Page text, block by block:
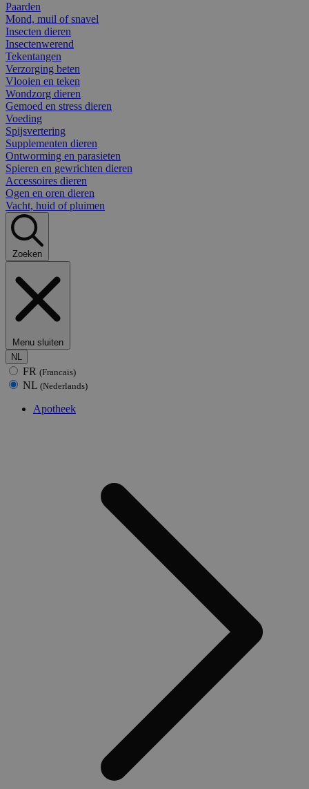
Paarden
Mond, muil of snavel
Insecten dieren
Insectenwerend
Tekentangen
Verzorging beten
Vlooien en teken
Wondzorg dieren
Gemoed en stress dieren
Voeding
Spijsvertering
Supplementen dieren
Ontworming en parasieten
Spieren en gewrichten dieren
Accessoires dieren
Ogen en oren dieren
Vacht, huid of pluimen
Zoeken
Menu sluiten
NL
FR (Francais)
NL (Nederlands)
Apotheek